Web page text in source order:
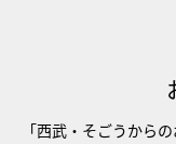
「西武・そごうから